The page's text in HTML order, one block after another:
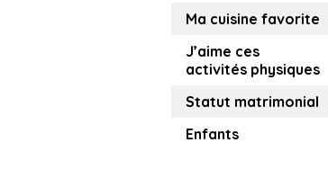
Ma cuisine favorite
J’aime ces
activités physiques
Statut matrimonial
Enfants